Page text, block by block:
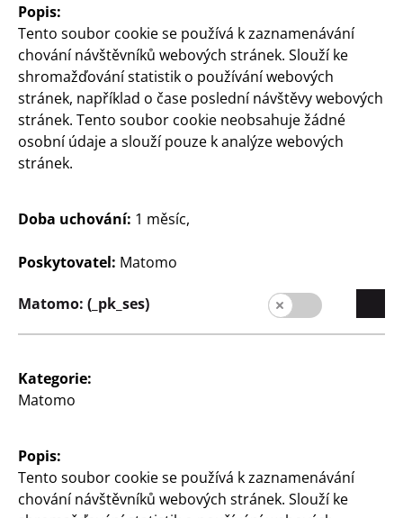
RC model auta
různé designy a značky,
na baterie (5x AA), bez
baterií, cena
260
68dílná, pro odlévaná
autíčka, 1:64, cena
260
Kč
Nákladní auto Hot
Wheels
autíček, cena
Robot Transformer
Popis:
Tento soubor cookie se používá k zaznamenávání
chování návštěvníků webových stránek. Slouží ke
shromažďování statistik o používání webových
stránek, například o čase poslední návštěvy webových
stránek. Tento soubor cookie neobsahuje žádné
osobní údaje a slouží pouze k analýze webových
stránek.
Doba uchování: 1 měsíc,
Poskytovatel: Matomo
Matomo: (_pk_ses)
Kategorie:
Matomo
Popis:
Tento soubor cookie se používá k zaznamenávání
chování návštěvníků webových stránek. Slouží ke